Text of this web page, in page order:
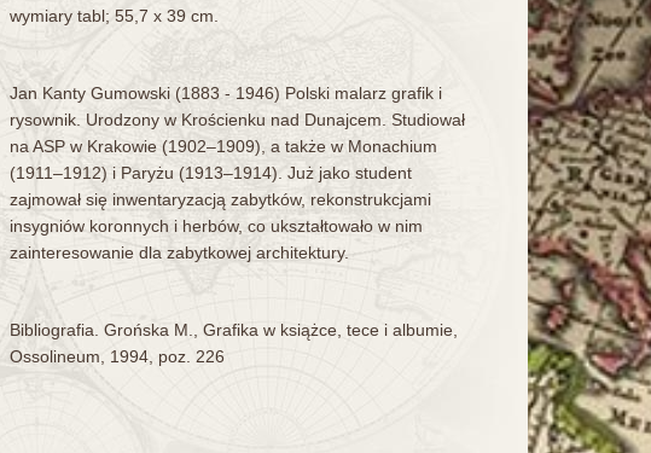
wymiary tabl; 55,7 x 39 cm.
Jan Kanty Gumowski (1883 - 1946) Polski malarz grafik i
rysownik. Urodzony w Krościenku nad Dunajcem. Studiował
na ASP w Krakowie (1902–1909), a także w Monachium
(1911–1912) i Paryżu (1913–1914). Już jako student
zajmował się inwentaryzacją zabytków, rekonstrukcjami
insygniów koronnych i herbów, co ukształtowało w nim
zainteresowanie dla zabytkowej architektury.
Bibliografia. Grońska M., Grafika w książce, tece i albumie,
Ossolineum, 1994, poz. 226